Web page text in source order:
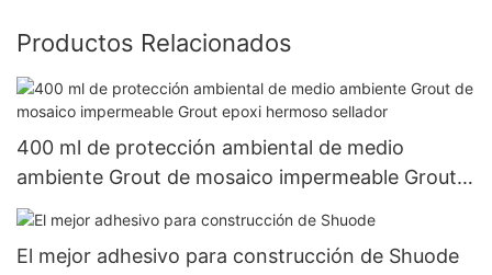
Productos Relacionados
400 ml de protección ambiental de medio
ambiente Grout de mosaico impermeable Grout
epoxi hermoso sellador
El mejor adhesivo para construcción de Shuode